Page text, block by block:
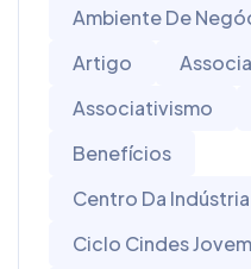
Ambiente De
Artigo
Associativismo
Benefícios
Centro Da
Ciclo Cindes Jovem